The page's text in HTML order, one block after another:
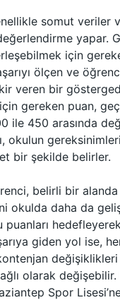
somut veriler
yapar.
için
ölçen ve
veren bir
gereken puan,
ile 450 arasında
okulun
bir şekilde belirler.
belirli bir
okulda daha da
giden yol ise, her
olarak değişebilir.
Spor